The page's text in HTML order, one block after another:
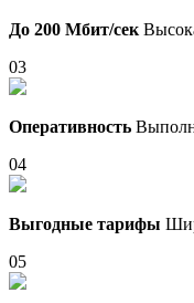
До 200 Мбит/сек
03
Оперативность
04
Выгодные тарифы
05